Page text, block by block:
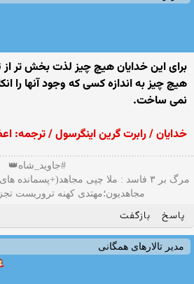
براى اين خدايان ھیچ چیز لذت بخش تر از
ھیچ چیز به اندازه کسى که وجود آنھا را
نمى ساخت.
خدايان / رابرت گرين اينگرسول / ترجمه:
#جاوید_شاه👑
مجاهدیون؛مهتدی کهنه تروریست
پاسخ بازگفت
مدیر تالارهای همگانی